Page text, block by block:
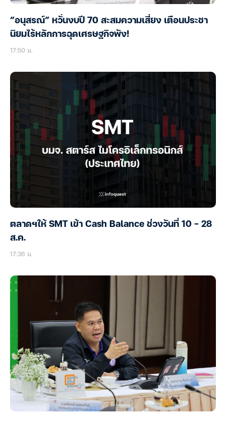
“อนุสรณ์” หวั่นงบปี 70 สะสมความเสี่ยง เตือนประชา
นิยมไร้หลักการฉุดเศรษฐกิจพัง!
17:50 น.
ตลาดฯให้ SMT เข้า Cash Balance ช่วงวันที่ 10 – 28
ส.ค.
17:36 น.